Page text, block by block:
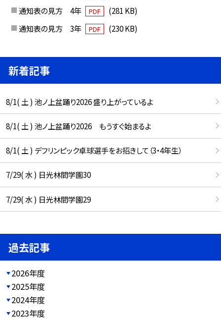
通知表の見方 4年
PDF
(281 KB)
通知表の見方 3年
PDF (230 KB)
新着記事
8/1( 土 ) 池ノ上盆踊り2026 盛り上がっているよ
8/1( 土 ) 池ノ上盆踊り2026 もうすぐ始まるよ
8/1( 土 ) デフリンピック卓球選手をお招きして（3・4年生）
7/29( 水 ) 日光林間学園30
7/29( 水 ) 日光林間学園29
過去記事
2026年度
2025年度
2024年度
2023年度